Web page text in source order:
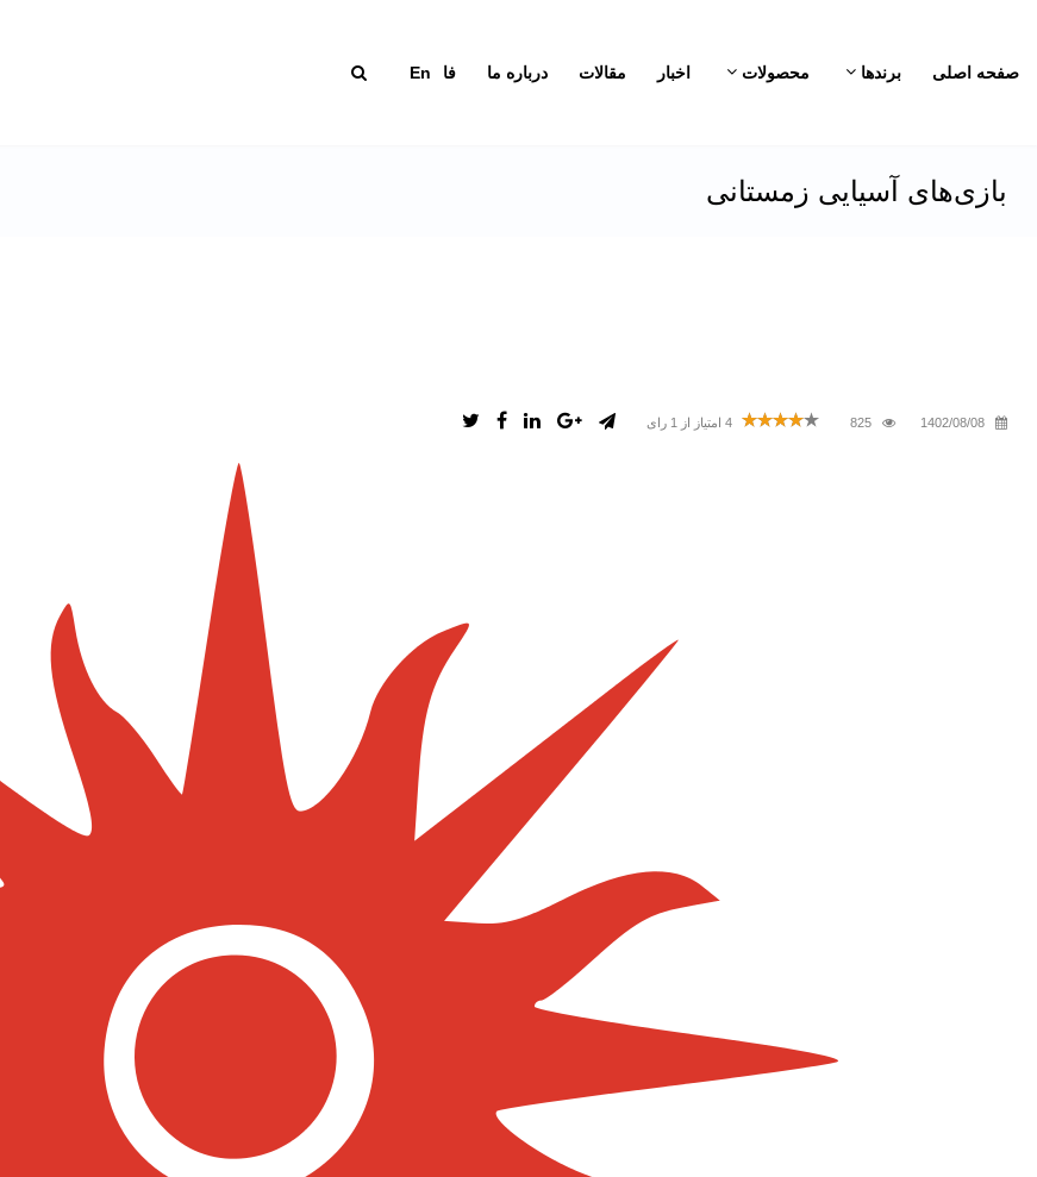
صفحه اصلی برندها محصولات اخبار مقالات درباره ما فا En
بازی‌های آسیایی زمستانی
1402/08/08
825
4 امتیاز از 1 رای